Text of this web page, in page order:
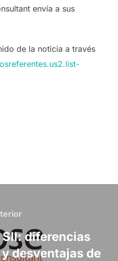
envía a sus
de la noticia a través
Anterior
diferencias
desventajas de